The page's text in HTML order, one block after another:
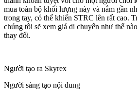
mua toàn bộ khối lượng này và nắm gần
trong tay, có thể khiến STRC lên rất cao.
chúng tôi sẽ xem giá di chuyển như thế
thay đổi.
Người tạo ra Skyrex
Người sáng tạo nội dung